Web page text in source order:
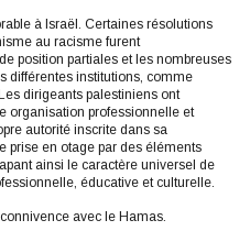
à Israël. Certaines résolutions
au racisme furent
position partiales et les nombreuses
différentes institutions, comme
dirigeants palestiniens ont
organisation professionnelle et
autorité inscrite dans sa
prise en otage par des éléments
ainsi le caractère universel de
éducative et culturelle.
avec le Hamas.